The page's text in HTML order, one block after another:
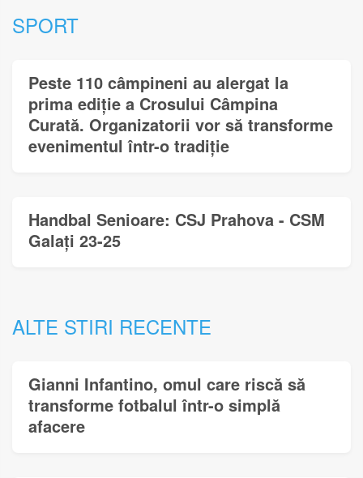
SPORT
Peste 110 câmpineni au alergat la
prima ediție a Crosului Câmpina
Curată. Organizatorii vor să transforme
evenimentul într-o tradiție
Handbal Senioare: CSJ Prahova - CSM
Galați 23-25
ALTE STIRI RECENTE
Gianni Infantino, omul care riscă să
transforme fotbalul într-o simplă
afacere